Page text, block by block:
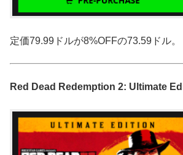
定価79.99ドルが8%OFFの73.59ドル。
Red Dead Redemption 2: Ultimate